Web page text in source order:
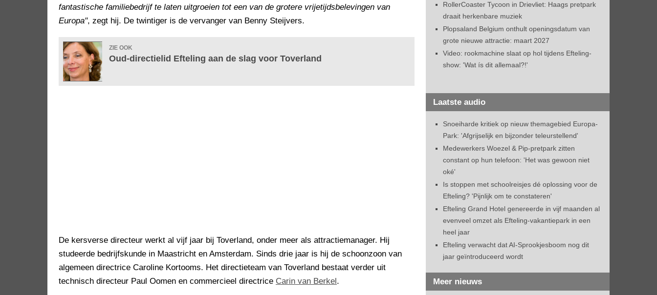
fantastische familiebedrijf te laten uitgroeien tot een van de grotere vrijetijdsbelevingen van
Europa", zegt hij. De twintiger is de vervanger van Benny Steijvers.
ZIE OOK
Oud-directielid Efteling aan de slag voor Toverland
De kersverse directeur werkt al vijf jaar bij Toverland, onder meer als attractiemanager. Hij
studeerde bedrijfskunde in Maastricht en Amsterdam. Sinds drie jaar is hij de schoonzoon van
algemeen directrice Caroline Kortooms. Het directieteam van Toverland bestaat verder uit
technisch directeur Paul Oomen en commercieel directrice Carin van Berkel .
RollerCoaster Tycoon in Drievliet: Haags pretpark
draait herkenbare muziek
Plopsaland Belgium onthult openingsdatum van
grote nieuwe attractie: maart 2027
Video: rookmachine slaat op hol tijdens Efteling-
show: 'Wat ís dit allemaal?!'
Laatste audio
Snoeiharde kritiek op nieuw themagebied Europa-
Park: 'Afgrijselijk en bijzonder teleurstellend'
Medewerkers Woezel & Pip-pretpark zitten
constant op hun telefoon: 'Het was gewoon niet
oké'
Is stoppen met schoolreisjes dé oplossing voor de
Efteling? 'Pijnlijk om te constateren'
Efteling Grand Hotel genereerde in vijf maanden al
evenveel omzet als Efteling-vakantiepark in een
heel jaar
Efteling verwacht dat AI-Sprookjesboom nog dit
jaar geïntroduceerd wordt
Meer nieuws